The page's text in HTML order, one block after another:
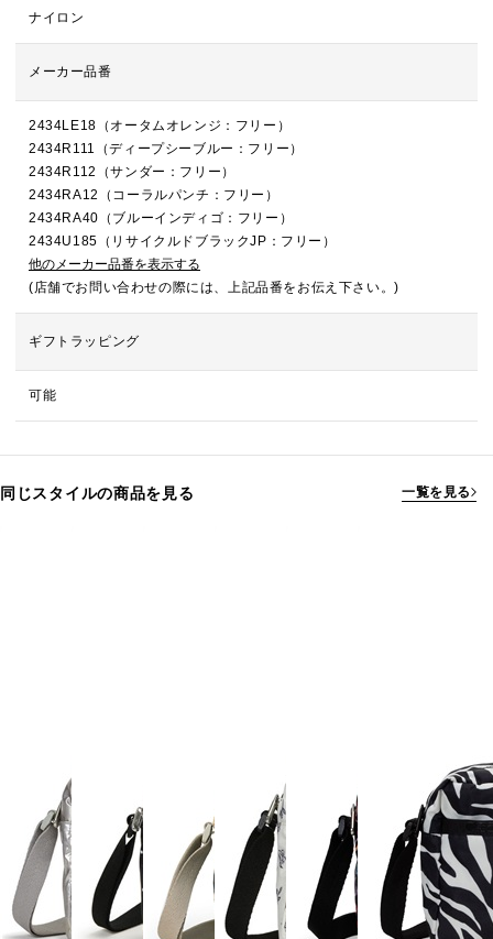
ナイロン
メーカー品番
2434LE18（オータムオレンジ：フリー）
2434R111（ディープシーブルー：フリー）
2434R112（サンダー：フリー）
2434RA12（コーラルパンチ：フリー）
2434RA40（ブルーインディゴ：フリー）
2434U185（リサイクルドブラックJP：フリー）
他のメーカー品番を表示する
(店舗でお問い合わせの際には、上記品番をお伝え下さい。)
ギフトラッピング
可能
同じスタイルの商品を見る 一覧を見る